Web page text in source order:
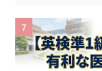
7